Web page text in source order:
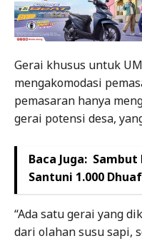
Gerai khusus untuk
mengakomodasi
pemasaran hanya
gerai potensi desa,
Baca Juga: Sambut
Santuni 1.000
“Ada satu gerai yang
dari olahan susu sapi,